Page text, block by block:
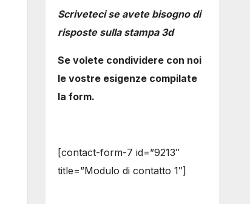
Scriveteci se avete bisogno di
risposte sulla stampa 3d
Se volete condividere con noi
le vostre esigenze compilate
la form.
[contact-form-7 id=”9213″
title=”Modulo di contatto 1″]